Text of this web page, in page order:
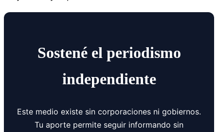
Sostené el periodismo
independiente
Este medio existe sin corporaciones ni gobiernos.
Tu aporte permite seguir informando sin